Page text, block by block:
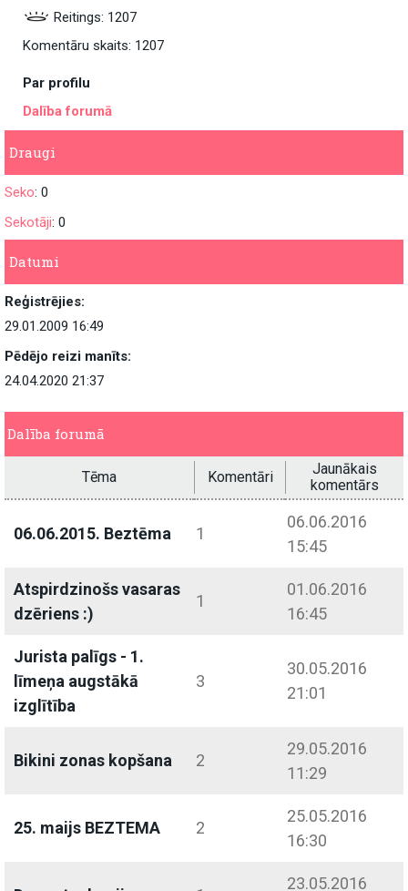
Reitings: 1207
Komentāru skaits: 1207
Par profilu
Dalība forumā
Draugi
Seko: 0
Sekotāji: 0
Datumi
Reģistrējies:
29.01.2009 16:49
Pēdējo reizi manīts:
24.04.2020 21:37
Dalība forumā
Tēma Komentāri
Jaunākais
komentārs
06.06.2015. Beztēma 1
06.06.2016
15:45
Atspirdzinošs vasaras
dzēriens :)
1
01.06.2016
16:45
Jurista palīgs - 1.
līmeņa augstākā
izglītība
3
30.05.2016
21:01
Bikini zonas kopšana 2
29.05.2016
11:29
25. maijs BEZTEMA 2
25.05.2016
16:30
23.05.2016